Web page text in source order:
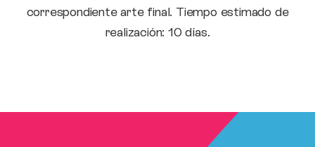
correspondiente arte final. Tiempo estimado de
realización: 10 días.